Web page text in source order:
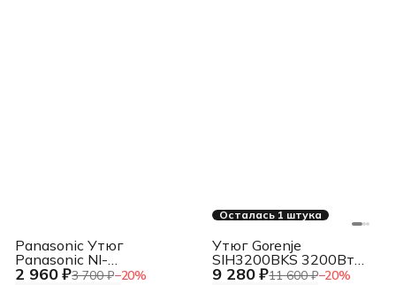
2 960 ₽3 700 ₽−20%
Panasonic Утюг
Panasonic NI-
M250TGTW 1550Вт
Осталась 1 штука
9 280 ₽11 600 ₽−20%
Утюг Gorenje
SIH3200BKS 3200Вт
черный